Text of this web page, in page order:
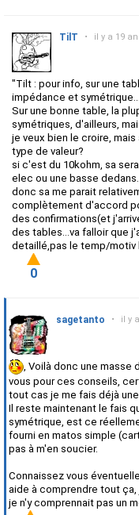
TilT • il y a 19
"Tilt : pour info, sur une
impédance et symétrique...
Sur une bonne table, la
symétriques, d'ailleurs,
je veux bien le croire,
type de valeur?
si c'est du 10kohm, sa
elec ou une basse
donc sa me parait
complètement d'accord
des confirmations(et
des tables...va falloir que
detaillé,pas le temp/motiv
0
sagetanto • il y
, Voilà donc une masse
vous pour ces conseils,
tout cas je me fais déjà
Il reste maintenant le fais
symétrique, est ce
fourni en matos simple
pas à m'en soucier.
Connaissez vous
aide à comprendre tout
je n'y comprennait pas un